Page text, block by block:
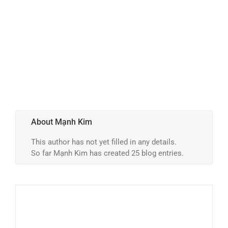
About Mạnh Kim
This author has not yet filled in any details.
So far Mạnh Kim has created 25 blog entries.